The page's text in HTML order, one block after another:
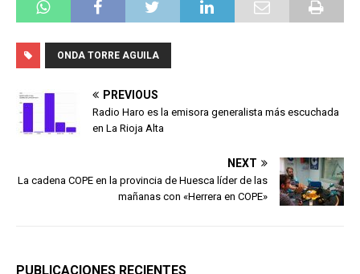
ONDA TORRE AGUILA
PREVIOUS
Radio Haro es la emisora generalista más escuchada
en La Rioja Alta
NEXT
La cadena COPE en la provincia de Huesca líder de las
mañanas con «Herrera en COPE»
PUBLICACIONES RECIENTES